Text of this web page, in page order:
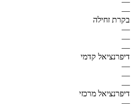
—
בקרת זחילה
—
—
—
דיפרנציאל קדמי
—
—
—
דיפרנציאל מרכזי